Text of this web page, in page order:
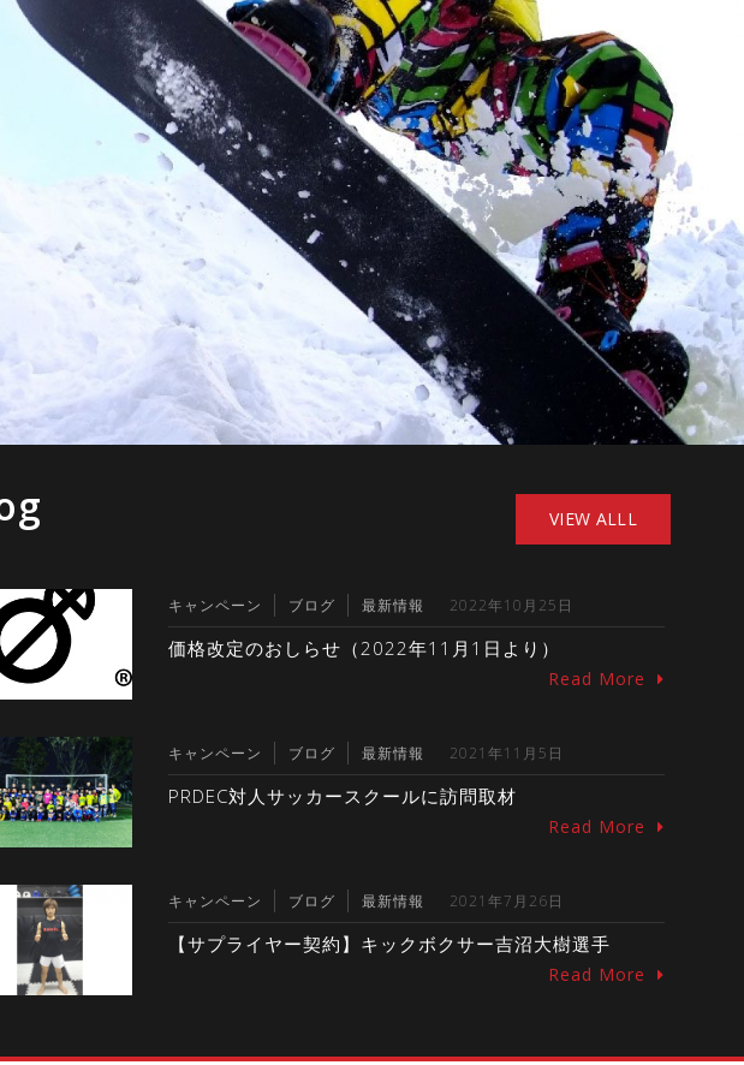
キャンペーン ブログ 最新情報 2022年10月25日
価格改定のおしらせ（2022年11月1日より）
Read More
キャンペーン ブログ 最新情報 2021年11月5日
PRDEC対人サッカースクールに訪問取材
Read More
キャンペーン ブログ 最新情報 2021年7月26日
【サプライヤー契約】キックボクサー吉沼大樹選手
Read More
VIEW ALLL